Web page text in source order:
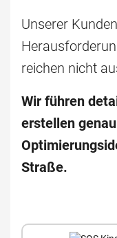
Unserer
reichen nicht
Wir führen
erstellen
Straße.